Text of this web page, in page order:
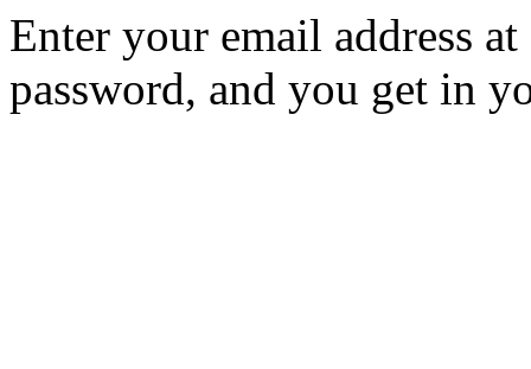
Enter your email address
password, and you get in